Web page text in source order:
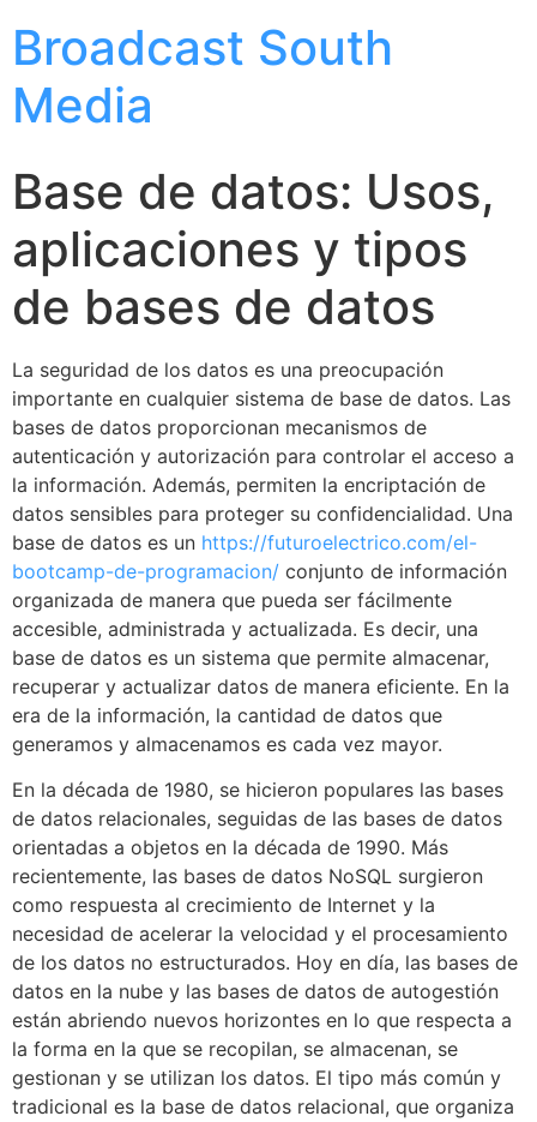
Broadcast South
Media
Base de datos: Usos,
aplicaciones y tipos
de bases de datos
La seguridad de los datos es una preocupación
importante en cualquier sistema de base de datos. Las
bases de datos proporcionan mecanismos de
autenticación y autorización para controlar el acceso a
la información. Además, permiten la encriptación de
datos sensibles para proteger su confidencialidad. Una
base de datos es un https://futuroelectrico.com/el-
bootcamp-de-programacion/ conjunto de información
organizada de manera que pueda ser fácilmente
accesible, administrada y actualizada. Es decir, una
base de datos es un sistema que permite almacenar,
recuperar y actualizar datos de manera eficiente. En la
era de la información, la cantidad de datos que
generamos y almacenamos es cada vez mayor.
En la década de 1980, se hicieron populares las bases
de datos relacionales, seguidas de las bases de datos
orientadas a objetos en la década de 1990. Más
recientemente, las bases de datos NoSQL surgieron
como respuesta al crecimiento de Internet y la
necesidad de acelerar la velocidad y el procesamiento
de los datos no estructurados. Hoy en día, las bases de
datos en la nube y las bases de datos de autogestión
están abriendo nuevos horizontes en lo que respecta a
la forma en la que se recopilan, se almacenan, se
gestionan y se utilizan los datos. El tipo más común y
tradicional es la base de datos relacional, que organiza